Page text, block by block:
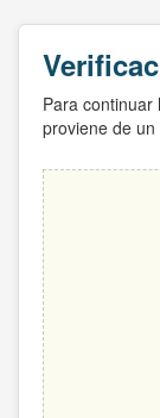
Para continuar
proviene de